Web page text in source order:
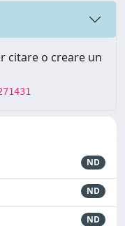
citare o creare un
ND
ND
ND